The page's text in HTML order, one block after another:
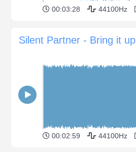
00:03:28 44100Hz
Silent Partner - Bring it up
00:02:59 44100Hz